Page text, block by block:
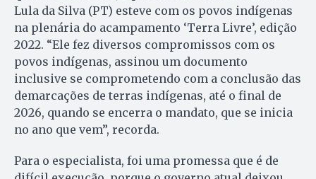
Lula da Silva (PT) esteve com os povos indígenas
na plenária do acampamento ‘Terra Livre’, edição
2022. “Ele fez diversos compromissos com os
povos indígenas, assinou um documento
inclusive se comprometendo com a conclusão das
demarcações de terras indígenas, até o final de
2026, quando se encerra o mandato, que se inicia
no ano que vem”, recorda.
Para o especialista, foi uma promessa que é de